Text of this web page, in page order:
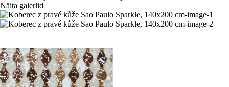
Näita galeriid